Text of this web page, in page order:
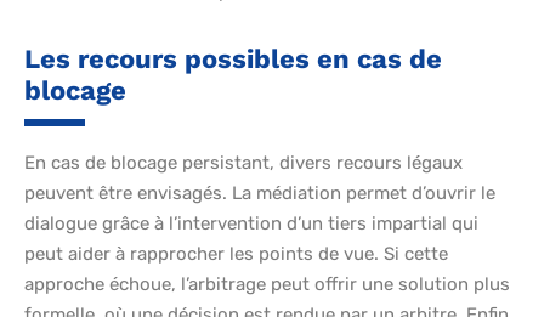
Les recours possibles en cas de
blocage
En cas de blocage persistant, divers recours légaux
peuvent être envisagés. La médiation permet d’ouvrir le
dialogue grâce à l’intervention d’un tiers impartial qui
peut aider à rapprocher les points de vue. Si cette
approche échoue, l’arbitrage peut offrir une solution plus